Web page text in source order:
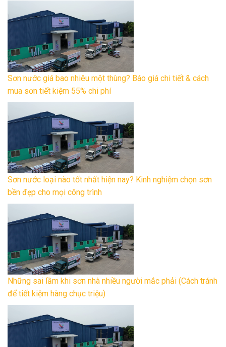
Sơn nước giá bao nhiêu một thùng? Báo giá chi tiết & cách
mua sơn tiết kiệm 55% chi phí
Sơn nước loại nào tốt nhất hiện nay? Kinh nghiệm chọn sơn
bền đẹp cho mọi công trình
Những sai lầm khi sơn nhà nhiều người mắc phải (Cách tránh
để tiết kiệm hàng chục triệu)